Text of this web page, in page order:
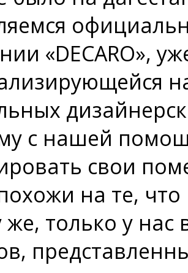
«DECARO»,
с нашей
свои
на те,
же, только у нас